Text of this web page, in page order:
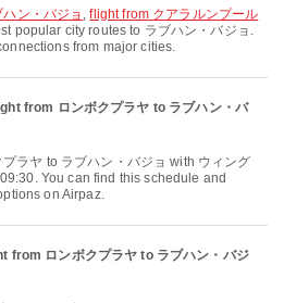
ン・バジョ ,flight from クアラルンプール
popular city routes to ラブハン・バジョ.
from major cities.
from ロンボクプラヤ to ラブハン・バ
You can find this schedule and
on Airpaz.
ロンボクプラヤ to ラブハン・バジ